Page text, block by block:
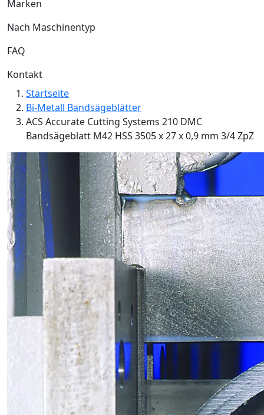
Marken
Nach Maschinentyp
FAQ
Kontakt
Startseite
Bi-Metall Bandsägeblätter
ACS Accurate Cutting Systems 210 DMC
Bandsägeblatt M42 HSS 3505 x 27 x 0,9 mm 3/4 ZpZ